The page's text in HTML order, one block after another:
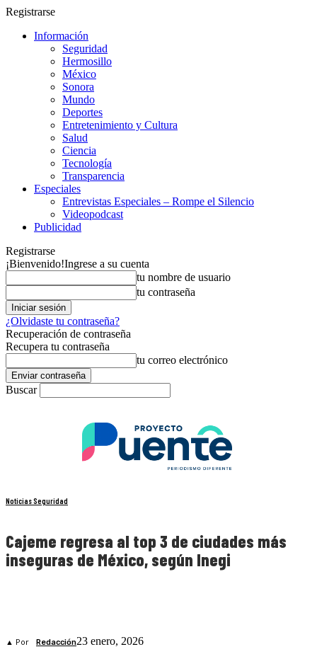
Registrarse
Información
Seguridad
Hermosillo
México
Sonora
Mundo
Deportes
Entretenimiento y Cultura
Salud
Ciencia
Tecnología
Transparencia
Especiales
Entrevistas Especiales – Rompe el Silencio
Videopodcast
Publicidad
Registrarse
¡Bienvenido!Ingrese a su cuenta
tu nombre de usuario
tu contraseña
¿Olvidaste tu contraseña?
Recuperación de contraseña
Recupera tu contraseña
tu correo electrónico
Buscar
Noticias Seguridad
Cajeme regresa al top 3 de ciudades más
inseguras de México, según Inegi
▲ Por Redacción23 enero, 2026